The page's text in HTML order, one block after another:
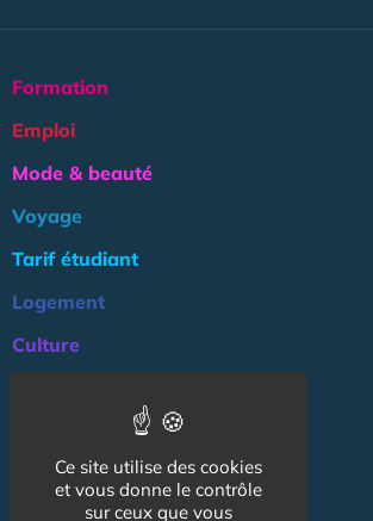
Formation
Emploi
Mode & beauté
Voyage
Tarif étudiant
Logement
Culture
NOS AUTRES SITES :
Ce site utilise des cookies
et vous donne le contrôle
sur ceux que vous